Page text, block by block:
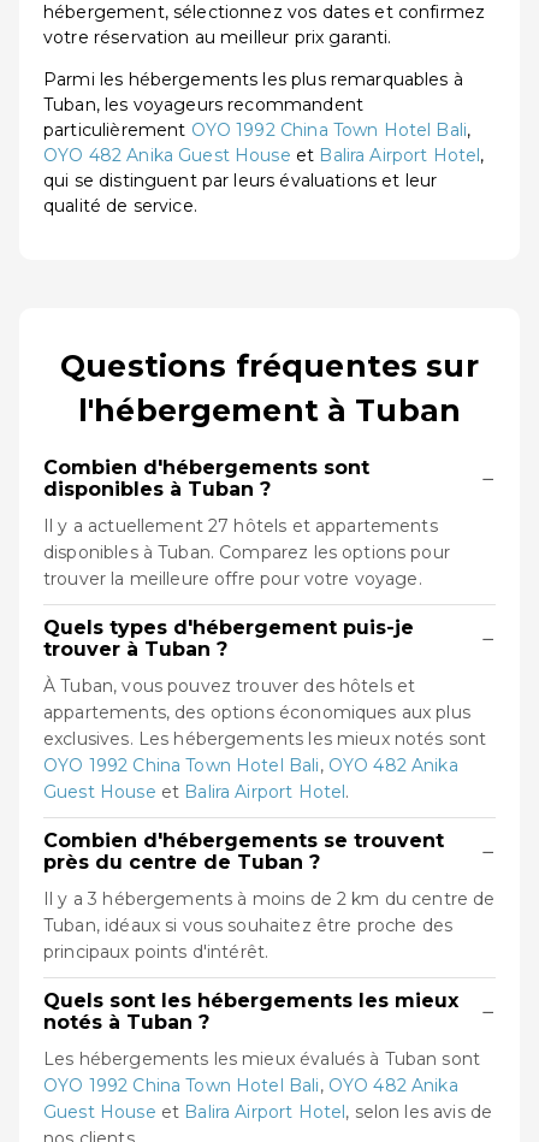
hébergement, sélectionnez vos dates et confirmez
votre réservation au meilleur prix garanti.
Parmi les hébergements les plus remarquables à
Tuban, les voyageurs recommandent
particulièrement OYO 1992 China Town Hotel Bali,
OYO 482 Anika Guest House et Balira Airport Hotel,
qui se distinguent par leurs évaluations et leur
qualité de service.
Questions fréquentes sur
l'hébergement à Tuban
Combien d'hébergements sont
disponibles à Tuban ?
−
Il y a actuellement 27 hôtels et appartements
disponibles à Tuban. Comparez les options pour
trouver la meilleure offre pour votre voyage.
Quels types d'hébergement puis-je
trouver à Tuban ?
−
À Tuban, vous pouvez trouver des hôtels et
appartements, des options économiques aux plus
exclusives. Les hébergements les mieux notés sont
OYO 1992 China Town Hotel Bali, OYO 482 Anika
Guest House et Balira Airport Hotel.
Combien d'hébergements se trouvent
près du centre de Tuban ?
−
Il y a 3 hébergements à moins de 2 km du centre de
Tuban, idéaux si vous souhaitez être proche des
principaux points d'intérêt.
Quels sont les hébergements les mieux
notés à Tuban ?
−
Les hébergements les mieux évalués à Tuban sont
OYO 1992 China Town Hotel Bali, OYO 482 Anika
Guest House et Balira Airport Hotel, selon les avis de